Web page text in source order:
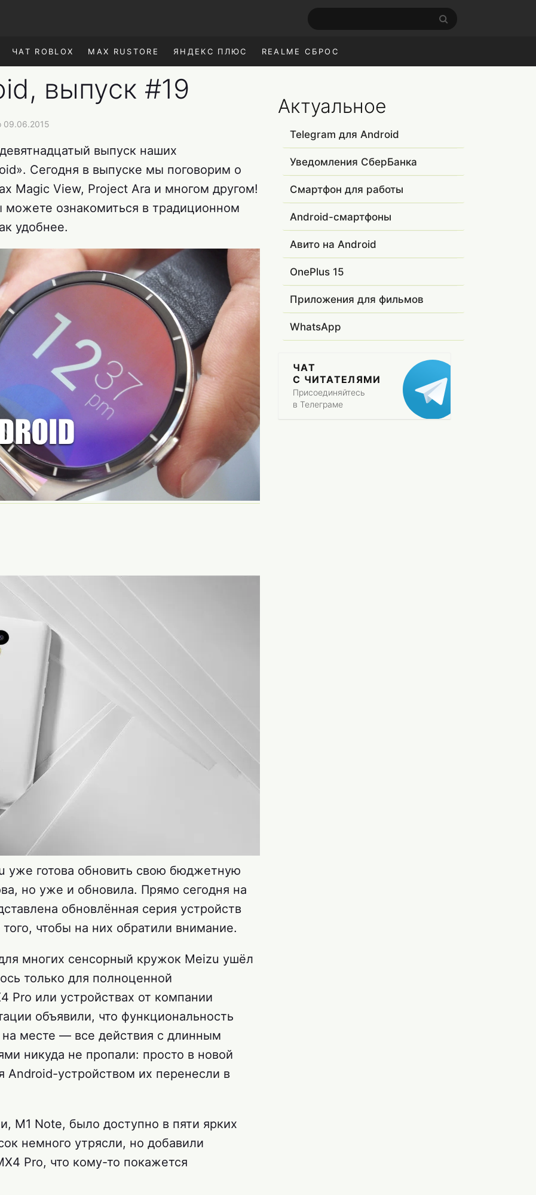
ЧАТ ROBLOX MAX RUSTORE ЯНДЕКС ПЛЮС REALME СБРОС
выпуск #19
09.06.2015
выпуск наших
Сегодня в выпуске мы поговорим о
Magic View, Project Ara и многом другом!
ознакомиться в традиционном
удобнее.
уже готова обновить свою бюджетную
но уже и обновила. Прямо сегодня на
обновлённая серия устройств
чтобы на них обратили внимание.
многих сенсорный кружок Meizu ушёл
только для полноценной
Pro или устройствах от компании
объявили, что функциональность
на месте — все действия с длинным
никуда не пропали: просто в новой
Android-устройством их перенесли в
M1 Note, было доступно в пяти ярких
немного утрясли, но добавили
Pro, что кому-то покажется
Актуальное
Telegram для Android
Уведомления СберБанка
Смартфон для работы
Android-смартфоны
Авито на Android
OnePlus 15
Приложения для фильмов
WhatsApp
ЧАТ
С ЧИТАТЕЛЯМИ
Присоединяйтесь
в Телеграме